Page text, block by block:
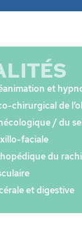
et
chirurgical de
/ du
faciale
du
et digestive